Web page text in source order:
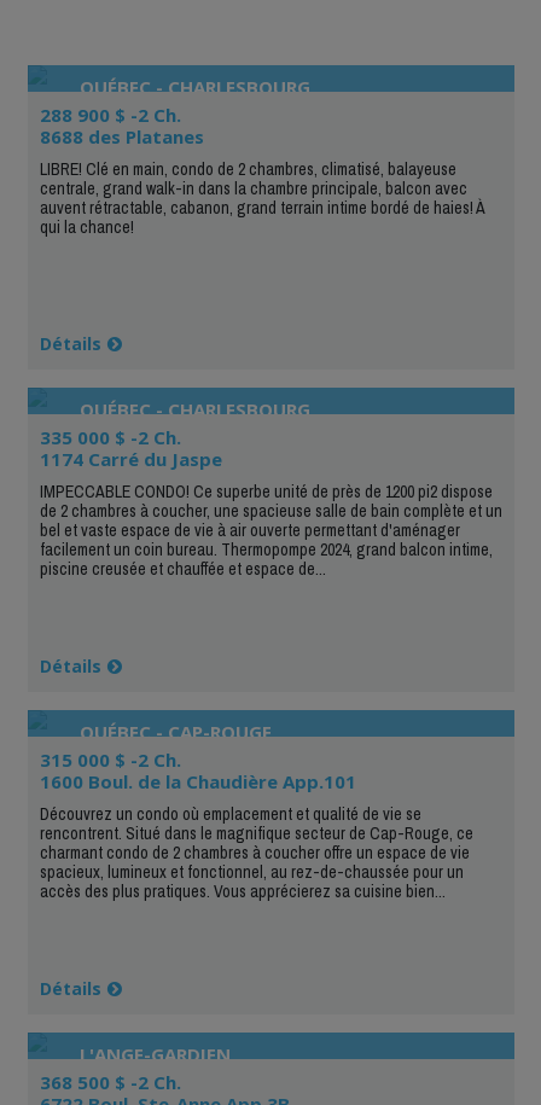
QUÉBEC - CHARLESBOURG
288 900 $ -2 Ch.
8688 des Platanes
LIBRE! Clé en main, condo de 2 chambres, climatisé, balayeuse
centrale, grand walk-in dans la chambre principale, balcon avec
auvent rétractable, cabanon, grand terrain intime bordé de haies! À
qui la chance!
Détails
QUÉBEC - CHARLESBOURG
335 000 $ -2 Ch.
1174 Carré du Jaspe
IMPECCABLE CONDO! Ce superbe unité de près de 1200 pi2 dispose
de 2 chambres à coucher, une spacieuse salle de bain complète et un
bel et vaste espace de vie à air ouverte permettant d'aménager
facilement un coin bureau. Thermopompe 2024, grand balcon intime,
piscine creusée et chauffée et espace de...
Détails
QUÉBEC - CAP-ROUGE
315 000 $ -2 Ch.
1600 Boul. de la Chaudière App.101
Découvrez un condo où emplacement et qualité de vie se
rencontrent. Situé dans le magnifique secteur de Cap-Rouge, ce
charmant condo de 2 chambres à coucher offre un espace de vie
spacieux, lumineux et fonctionnel, au rez-de-chaussée pour un
accès des plus pratiques. Vous apprécierez sa cuisine bien...
Détails
L'ANGE-GARDIEN
368 500 $ -2 Ch.